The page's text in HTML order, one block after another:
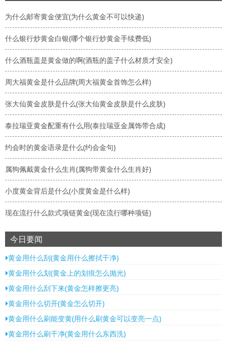
为什么邮寄黄金便宜(为什么黄金不可以快递)
什么银行炒黄金白银(哪个银行炒黄金手续费低)
什么酒瓶盖是黄金做的啊(酒瓶的盖子什么材质才安全)
周大福黄金是什么品牌(周大福黄金首饰怎么样)
张大仙黄金皮肤是什么(张大仙黄金皮肤是什么皮肤)
泰拉瑞亚黄金配重有什么用(泰拉瑞亚金属饰带合成)
约会时的黄金语录是什么(约会金句)
属狗佩戴黄金什么生肖(属狗带黄金什么生肖好)
小度黄金背后是什么(小度黄金是什么样)
现在流行什么款式项链黄金(现在流行哪种项链)
今日要闻
黄金用什么刮(黄金用什么擦拭干净)
黄金用什么划(黄金上的划痕怎么抛光)
黄金用什么刮下来(黄金怎样擦更亮)
黄金用什么切开(黄金怎么切开)
黄金用什么刷能变黄(用什么刷黄金可以变亮一点)
黄金用什么刷干净(黄金用什么东西洗)